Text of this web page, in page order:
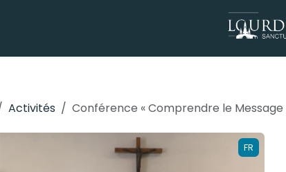
Activités Conférence « Comprendre le Message
FR